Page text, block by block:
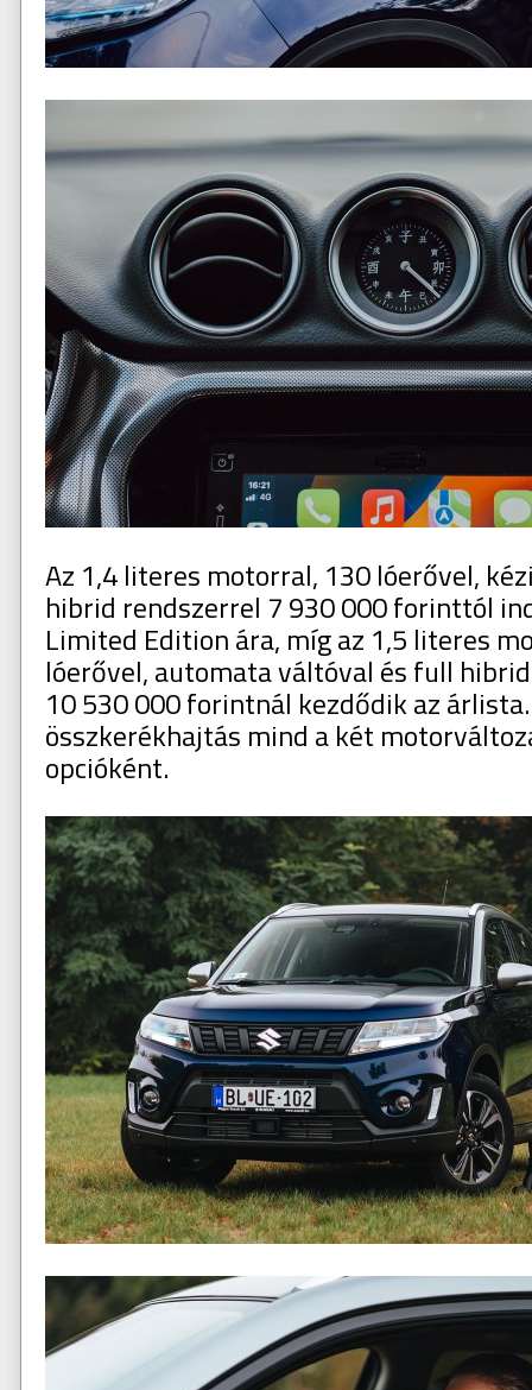
Az 1,4 literes motorral, 130 lóerővel,
hibrid rendszerrel 7 930 000 forinttól
Limited Edition ára, míg az 1,5 literes
lóerővel, automata váltóval és full
10 530 000 forintnál kezdődik az
összkerékhajtás mind a két
opcióként.